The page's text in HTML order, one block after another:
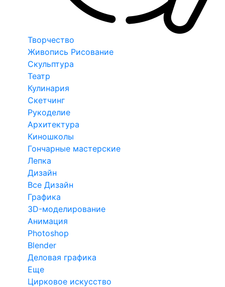
Творчество
Живопись Рисование
Скульптура
Театр
Кулинария
Скетчинг
Рукоделие
Архитектура
Киношколы
Гончарные мастерские
Лепка
Дизайн
Все Дизайн
Графика
3D-моделирование
Анимация
Photoshop
Blender
Деловая графика
Еще
Цирковое искусство